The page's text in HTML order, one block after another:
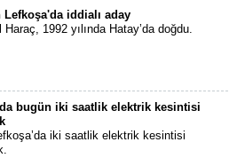
Lefkoşa'da iddialı aday
Haraç, 1992 yılında Hatay’da doğdu.
bugün iki saatlik elektrik kesintisi
iki saatlik elektrik kesintisi